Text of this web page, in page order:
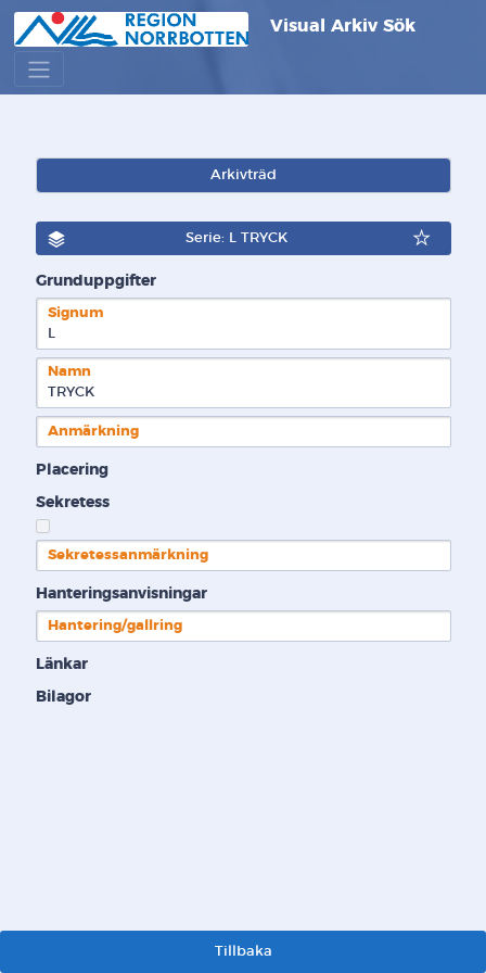
Visual Arkiv Sök
Arkivträd
Serie: L TRYCK
Grunduppgifter
Signum
L
Namn
TRYCK
Anmärkning
Placering
Sekretess
Sekretessanmärkning
Hanteringsanvisningar
Hantering/gallring
Länkar
Bilagor
Tillbaka